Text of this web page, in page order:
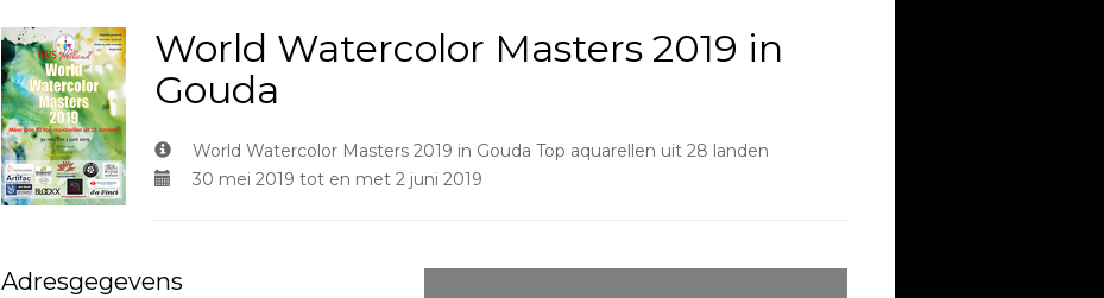
World Watercolor Masters 2019 in
Gouda
World Watercolor Masters 2019 in Gouda Top aquarellen uit 28 landen
30 mei 2019 tot en met 2 juni 2019
Adresgegevens